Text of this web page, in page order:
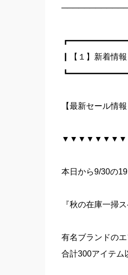
┃【１】新着情
【最新セール情報
本日から9/30の
『秋の在庫一掃
有名ブランドの
合計300アイテム